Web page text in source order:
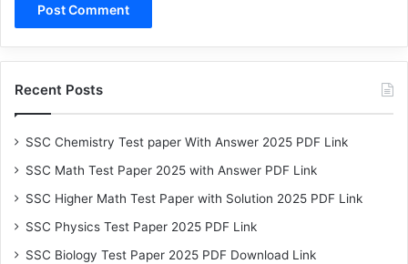
Recent Posts
SSC Chemistry Test paper With Answer 2025 PDF Link
SSC Math Test Paper 2025 with Answer PDF Link
SSC Higher Math Test Paper with Solution 2025 PDF Link
SSC Physics Test Paper 2025 PDF Link
SSC Biology Test Paper 2025 PDF Download Link